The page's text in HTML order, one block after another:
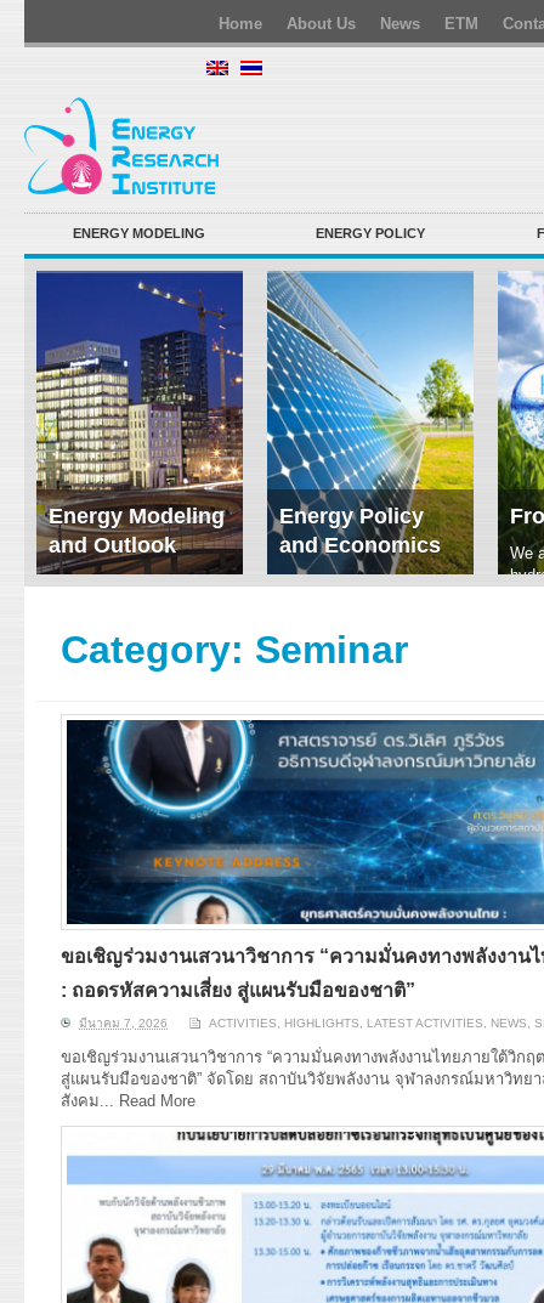
Home About Us News ETM
ENERGY MODELING ENERGY POLICY
Energy Modeling
and Outlook
ERI conducts rigorous
demand of various
energy-consuming
have been used for …
Read More
Energy Policy
and Economics
We focus on solar
economics, and solar PV
solar collectors for …
Read More
We
Category: Seminar
ขอเชิญร่วมงานเสวนาวิชาการ “ความมั่นคงทางพลังงาน
: ถอดรหัสความเสี่ยง สู่แผนรับมือของชาติ”
มีนาคม 7, 2026 ACTIVITIES, HIGHLIGHTS, LATEST ACTIVITIES, NEWS,
ขอเชิญร่วมงานเสวนาวิชาการ “ความมั่นคงทางพลังงานไทยภายใต้วิก
สู่แผนรับมือของชาติ” จัดโดย สถาบันวิจัยพลังงาน จุฬาลงกรณ์มหาวิทย
สังคม... Read More